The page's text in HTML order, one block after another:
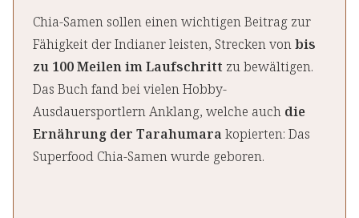
Chia-Samen sollen einen wichtigen Beitrag zur
Fähigkeit der Indianer leisten, Strecken vonbis
zu 100 Meilen im Laufschritt zu bewältigen.
Das Buch fand bei vielen Hobby-
Ausdauersportlern Anklang, welche auch die
Ernährung der Tarahumara kopierten: Das
Superfood Chia-Samen wurde geboren.